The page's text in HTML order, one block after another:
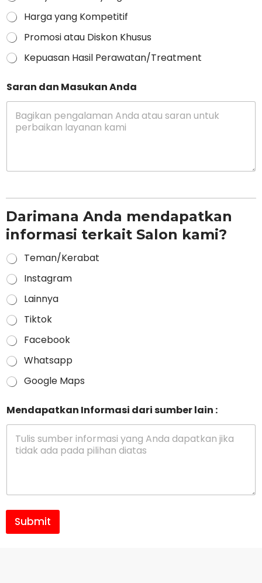
Harga yang Kompetitif
Promosi atau Diskon Khusus
Kepuasan Hasil Perawatan/Treatment
Saran dan Masukan Anda
Darimana Anda mendapatkan
informasi terkait Salon kami?
Teman/Kerabat
Instagram
Lainnya
Tiktok
Facebook
Whatsapp
Google Maps
Mendapatkan Informasi dari sumber lain :
Submit